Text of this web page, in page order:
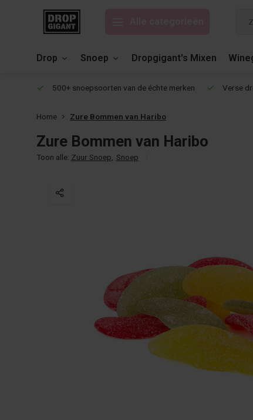
Drop Snoep Dropgigant's Mixen
500+ snoepsoorten van de échte merken Verse
Home Zure Bommen van Haribo
Zure Bommen van Haribo
Toon alle: Zuur Snoep Snoep